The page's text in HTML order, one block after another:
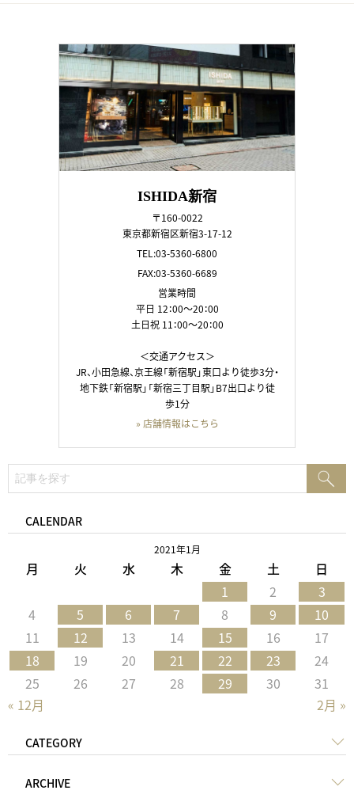
ISHIDA新宿
〒160-0022
東京都新宿区新宿3-17-12
TEL:03-5360-6800
FAX:03-5360-6689
営業時間
平日 12：00～20：00
土日祝 11：00～20：00
＜交通アクセス＞
JR、小田急線、京王線「新宿駅」東口より徒歩3分・
地下鉄「新宿駅」「新宿三丁目駅」B7出口より徒
歩1分
» 店舗情報はこちら
索:
CALENDAR
2021年1月
月 火 水 木 金 土 日
« 12月 2月 »
1 2
3
4
5 6 7 8 9
10
11
12 13 14 15 16
17
18
19 20 21 22 23
24
25
26 27 28 29 30 31
CATEGORY
ARCHIVE